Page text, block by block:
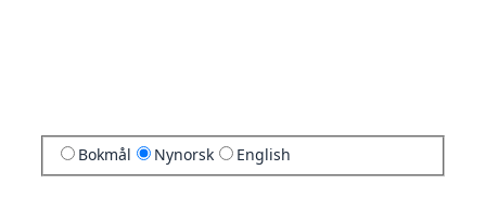
Bokmål Nynorsk English